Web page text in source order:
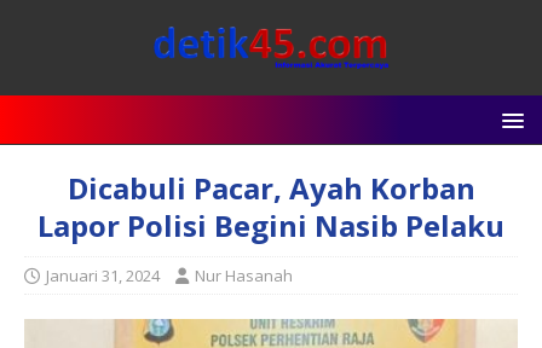
Dicabuli Pacar, Ayah Korban
Lapor Polisi Begini Nasib Pelaku
Januari 31, 2024 Nur Hasanah